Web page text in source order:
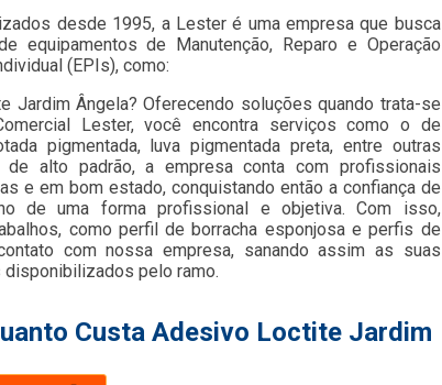
desde 1995, a Lester é uma empresa que busca
equipamentos de Manutenção, Reparo e Operação
(EPIs), como:
Jardim Ângela? Oferecendo soluções quando trata-se
Lester, você encontra serviços como o de
pigmentada, luva pigmentada preta, entre outras
de alto padrão, a empresa conta com profissionais
e em bom estado, conquistando então a confiança de
de uma forma profissional e objetiva. Com isso,
como perfil de borracha esponjosa e perfis de
com nossa empresa, sanando assim as suas
pelo ramo.
Custa Adesivo Loctite Jardim